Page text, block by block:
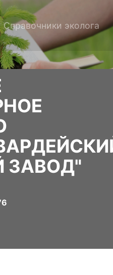
Справочники эколога
ЗАВОД"